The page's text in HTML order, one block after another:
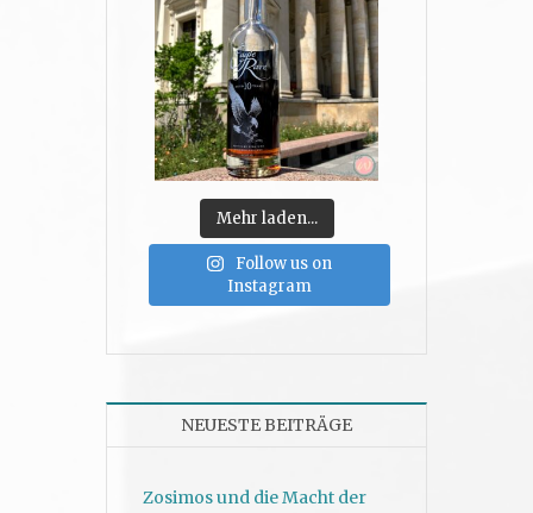
Mehr laden...
Follow us on
Instagram
NEUESTE BEITRÄGE
Zosimos und die Macht der